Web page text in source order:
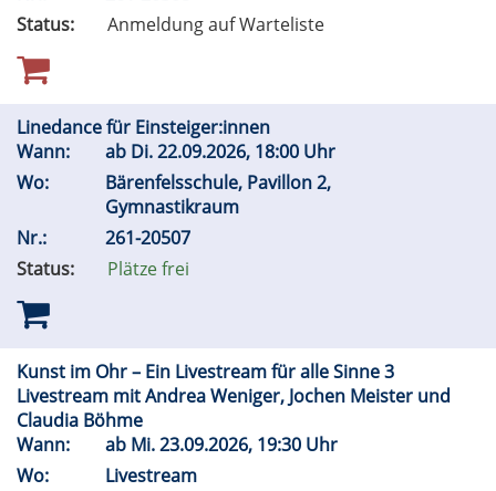
Status:
Anmeldung auf Warteliste
Linedance für Einsteiger:innen
Wann:
ab Di.22.09.2026, 18:00 Uhr
Wo:
Bärenfelsschule, Pavillon 2,
Gymnastikraum
Nr.:
261-20507
Status:
Plätze frei
Kunst im Ohr – Ein Livestream für alle Sinne 3
Livestream mit Andrea Weniger, Jochen Meister und
Claudia Böhme
Wann:
ab Mi.23.09.2026, 19:30 Uhr
Wo:
Livestream